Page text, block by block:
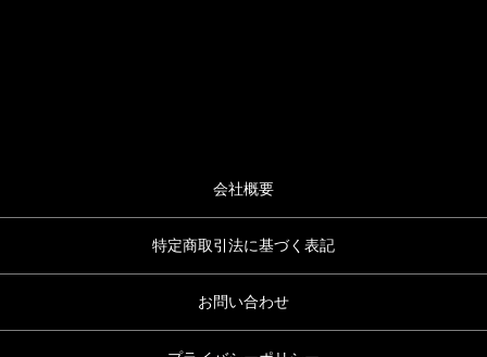
会社概要
特定商取引法に基づく表記
お問い合わせ